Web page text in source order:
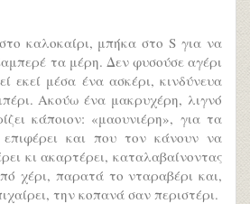
καλοκαίρι, μπήκα στο S για να
τα μέρη. Δεν φυσούσε αγέρι
εκεί μέσα ένα ασκέρι, κινδύνευα
Ακούω ένα μακρυχέρη, λιγνό
κάποιον: «μαουνιέρη», για τα
και που τον κάνουν να
κι ακαρτέρει, καταλαβαίνοντας
χέρι, παρατά το νταραβέρι και,
την κοπανά σαν περιστέρι.